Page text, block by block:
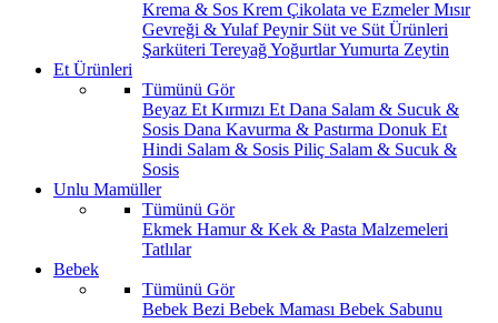
Krema & Sos Krem Çikolata ve EzmelerMısır
Gevreği & YulafPeynir Süt ve Süt Ürünleri
Şarküteri TereyağYoğurtlarYumurta Zeytin
Et Ürünleri
Tümünü Gör
Beyaz Et Kırmızı Et Dana Salam & Sucuk &
Sosis Dana Kavurma & Pastırma Donuk Et
Hindi Salam & Sosis Piliç Salam & Sucuk &
Sosis
Unlu Mamüller
Tümünü Gör
Ekmek Hamur & Kek & Pasta Malzemeleri
Tatlılar
Bebek
Tümünü Gör
Bebek Bezi Bebek Maması Bebek Sabunu